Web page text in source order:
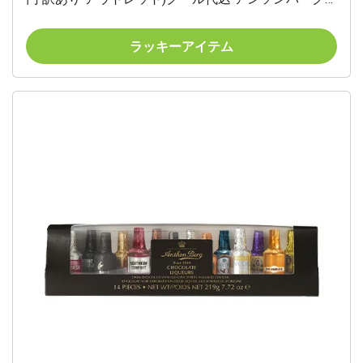
ンショコラ 洋酒入りチョコレート 虎S 父の日
ラッキーアイテム